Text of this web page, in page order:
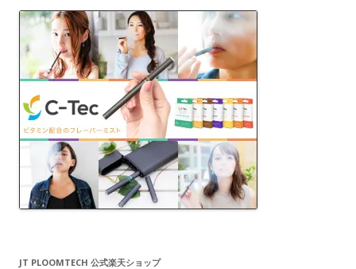
JT PLOOMTECH 公式楽天ショップ